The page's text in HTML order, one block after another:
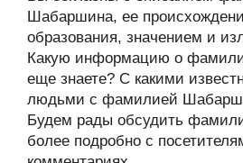
Шабаршина, ее
образования, значением и
Какую информацию о
еще знаете? С какими
людьми с фамилией
Будем рады обсудить
более подробно с